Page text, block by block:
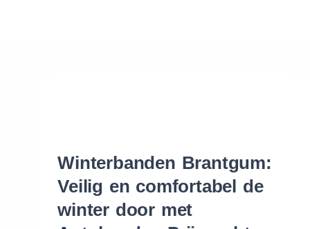
Winterbanden Brantgum:
Veilig en comfortabel de
winter door met